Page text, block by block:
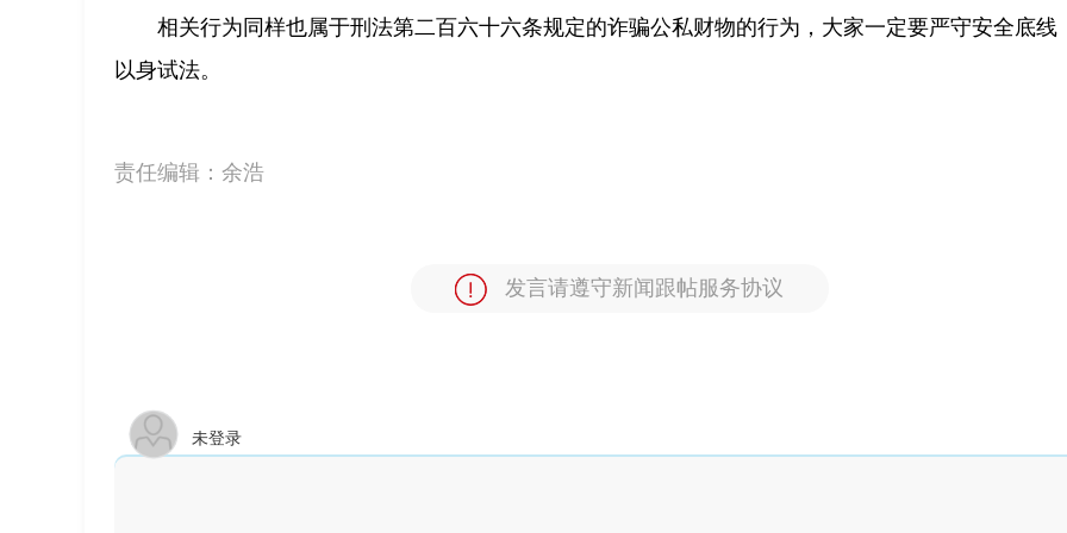
相关行为同样也属于刑法第二百六十六条规定的诈骗公私财物的行为，大家一定要严守安全底线
以身试法。
责任编辑： 余浩
发言请遵守新闻跟帖服务协议
未登录